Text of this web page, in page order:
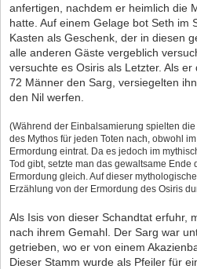
anfertigen, nachdem er heimlich die
hatte. Auf einem Gelage bot Seth im
Kasten als Geschenk, der in diesen
alle anderen Gäste vergeblich
versuchte es Osiris als Letzter. Als
72 Männer den Sarg, versiegelten
den Nil werfen.
(Während der Einbalsamierung spielten
des Mythos für jeden Toten nach, obwohl
Ermordung eintrat. Da es jedoch im
Tod gibt, setzte man das gewaltsame
Ermordung gleich. Auf dieser
Erzählung von der Ermordung des Osiris
Als Isis von dieser Schandtat erfuhr,
nach ihrem Gemahl. Der Sarg war
getrieben, wo er von einem
Dieser Stamm wurde als Pfeiler für